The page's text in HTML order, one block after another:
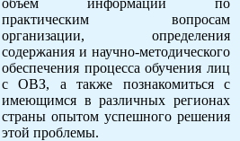
практическим вопросам
организации, определения
содержания и научно-методического
обеспечения процесса обучения лиц
с ОВЗ, а также познакомиться с
имеющимся в различных регионах
страны опытом успешного решения
этой проблемы.